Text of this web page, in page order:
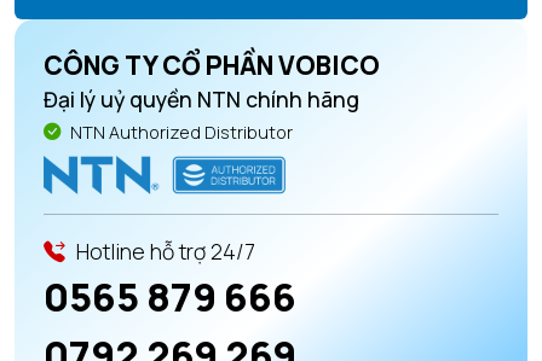
CÔNG TY CỔ PHẦN VOBICO
Đại lý uỷ quyền NTN chính hãng
NTN Authorized Distributor
Hotline hỗ trợ 24/7
0565 879 666